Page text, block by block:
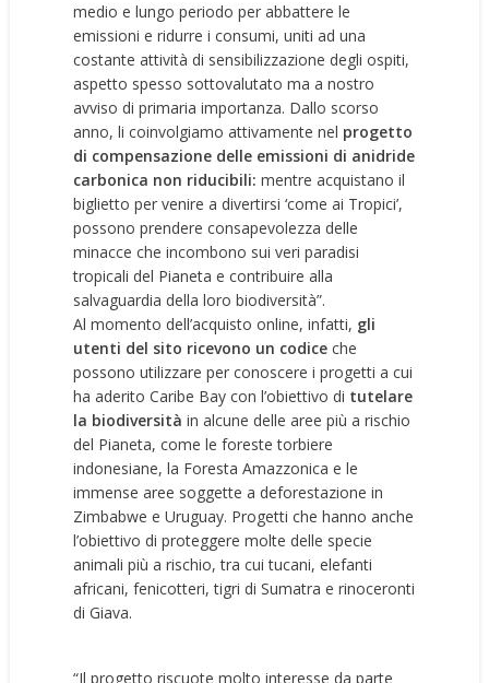
medio e lungo periodo per abbattere le
emissioni e ridurre i consumi, uniti ad una
costante attività di sensibilizzazione degli ospiti,
aspetto spesso sottovalutato ma a nostro
avviso di primaria importanza. Dallo scorso
anno, li coinvolgiamo attivamente nel progetto
di compensazione delle emissioni di anidride
carbonica non riducibili:mentre acquistano il
biglietto per venire a divertirsi ‘come ai Tropici’,
possono prendere consapevolezza delle
minacce che incombono sui veri paradisi
tropicali del Pianeta e contribuire alla
salvaguardia della loro biodiversità”.
Al momento dell’acquisto online, infatti, gli
utenti del sito ricevono un codice che
possono utilizzare per conoscere i progetti a cui
ha aderitoCaribe Bay con l’obiettivo di tutelare
la biodiversità in alcune delle aree più a rischio
del Pianeta, come le foreste torbiere
indonesiane, la Foresta Amazzonica e le
immense aree soggette a deforestazione in
Zimbabwe e Uruguay. Progetti che hanno anche
l’obiettivo di proteggere molte delle specie
animali più a rischio, tra cui tucani, elefanti
africani, fenicotteri, tigri di Sumatra e rinoceronti
di Giava.
“Il progetto riscuote molto interesse da parte